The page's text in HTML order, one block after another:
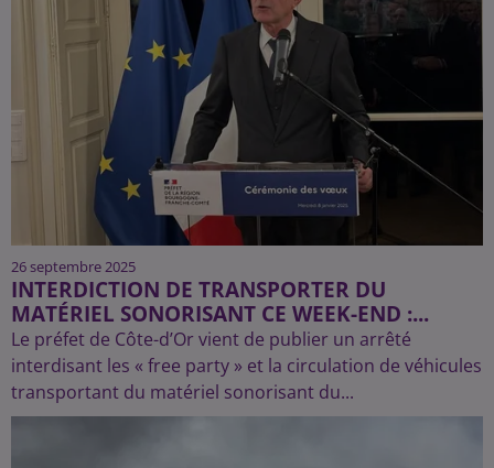
26 septembre 2025
INTERDICTION DE TRANSPORTER DU
MATÉRIEL SONORISANT CE WEEK-END :...
Le préfet de Côte-d’Or vient de publier un arrêté
interdisant les « free party » et la circulation de véhicules
transportant du matériel sonorisant du...